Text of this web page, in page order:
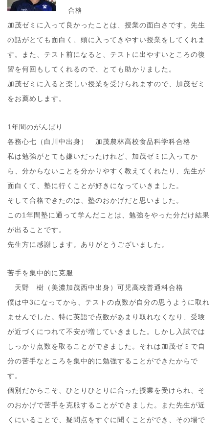
合格
加茂ゼミに入って良かったことは、授業の面白さです。先生
の話がとても面白く、頭に入ってきやすい授業をしてくれま
す。また、テスト前になると、テストに出やすいところの復
習を何回もしてくれるので、とても助かりました。
加茂ゼミに入ると楽しい授業を受けられますので、加茂ゼミ
をお薦めします。
1年間のがんばり
各務心七（白川中出身） 加茂農林高校食品科学科合格
私は勉強がとても嫌いだったけれど、加茂ゼミに入ってか
ら、分からないことを分かりやすく教えてくれたり、先生が
面白くて、塾に行くことが好きになっていきました。
そして合格できたのは、塾のおかげだと思いました。
この1年間塾に通って学んだことは、勉強をやった分だけ結果
が出ることです。
先生方に感謝します。ありがとうございました。
苦手を集中的に克服
天野 樹（美濃加茂西中出身）可児高校普通科合格
僕は中3になってから、テストの点数が自分の思うように取れ
ませんでした。特に英語で点数があまり取れなくなり、受験
が近づくにつれて不安が増していきました。しかし入試では
しっかり点数を取ることができました。それは加茂ゼミで自
分の苦手なところを集中的に勉強することができたからで
す。
個別だからこそ、ひとりひとりに合った授業を受けられ、そ
のおかげで苦手を克服することができました。また先生が近
くにいることで、疑問点をすぐに聞くことができ、その場で